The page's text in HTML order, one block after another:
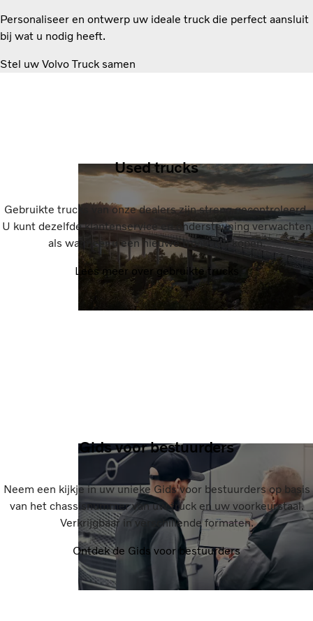
Personaliseer en ontwerp uw ideale truck die perfect aansluit
bij wat u nodig heeft.
Stel uw Volvo Truck samen
Used trucks
Gebruikte trucks van onze dealers zijn streng gecontroleerd.
U kunt dezelfde klantenservice en ondersteuning verwachten
als wanneer u een nieuwe truck zou kopen.
Lees meer over gebruikte trucks
Gids voor bestuurders
Neem een kijkje in uw unieke Gids voor bestuurders op basis
van het chassisnummer van uw truck en uw voorkeurstaal.
Verkrijgbaar in verschillende formaten.
Ontdek de Gids voor bestuurders